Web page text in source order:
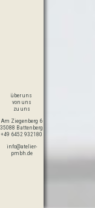
über uns
von uns
zu uns
Am Ziegenberg 6
35088 Battenberg
+49 6452 932180
info@atelier-
pmbh.de